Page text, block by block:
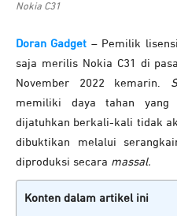
Nokia C31
Doran Gadget – Pemilik
saja merilis Nokia C31 di
November 2022 kemarin.
memiliki daya tahan yang
dijatuhkan berkali-kali tidak
dibuktikan melalui
diproduksi secara massal.
Konten dalam artikel ini